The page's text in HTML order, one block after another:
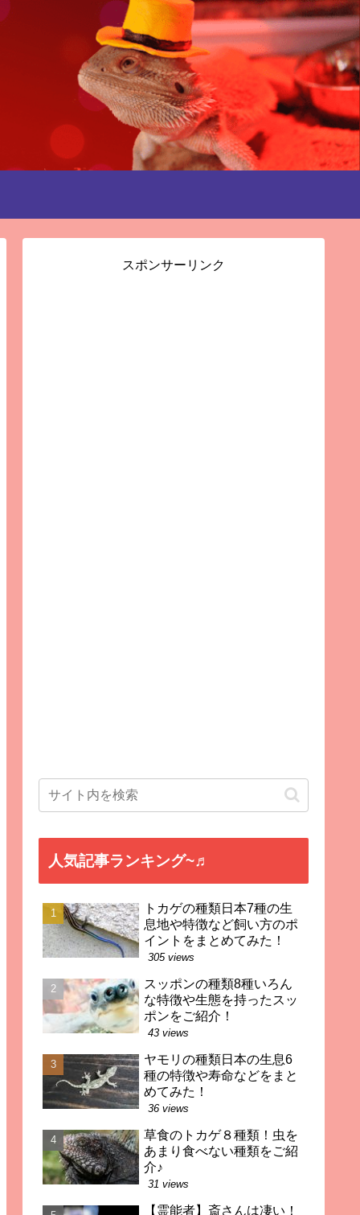
スポンサーリンク
人気記事ランキング~♬
トカゲの種類日本7種の生
息地や特徴など飼い方のポ
イントをまとめてみた！
305 views
スッポンの種類8種いろん
な特徴や生態を持ったスッ
ポンをご紹介！
43 views
ヤモリの種類日本の生息6
種の特徴や寿命などをまと
めてみた！
36 views
草食のトカゲ８種類！虫を
あまり食べない種類をご紹
介♪
31 views
【霊能者】斎さんは凄い！